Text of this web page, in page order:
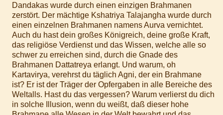
Dandakas wurde durch einen einzigen Brahmanen
zerstört. Der mächtige Kshatriya Talajangha wurde durch
einen einzelnen Brahmanen namens Aurva vernichtet.
Auch du hast dein großes Königreich, deine große Kraft,
das religiöse Verdienst und das Wissen, welche alle so
schwer zu erreichen sind, durch die Gnade des
Brahmanen Dattatreya erlangt. Und warum, oh
Kartavirya, verehrst du täglich Agni, der ein Brahmane
ist? Er ist der Träger der Opfergaben in alle Bereiche des
Weltalls. Hast du das vergessen? Warum verlierst du dich
in solche Illusion, wenn du weißt, daß dieser hohe